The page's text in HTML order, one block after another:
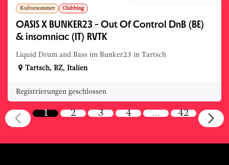
Kultursommer Clubbing
OASIS X BUNKER23 - Out Of Control DnB (BE)
& insomniac (IT) RVTK
Liquid Drum and Bass im Bunker23 in Tartsch
Tartsch, BZ, Italien
Registrierungen geschlossen
1 2 3 4 … 42